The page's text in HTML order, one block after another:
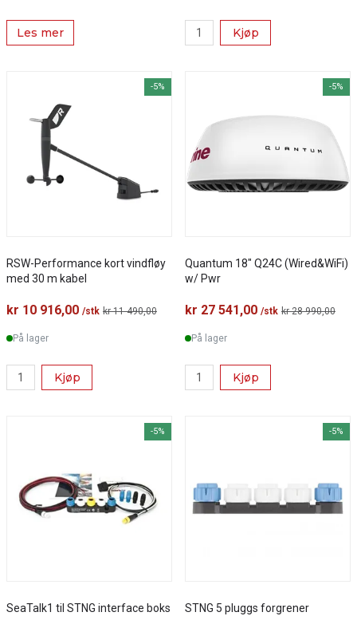
Les mer Kjøp
-5%
RSW-Performance kort vindfløy
med 30 m kabel
kr 10 916,00 /stk kr 11 490,00
På lager
Kjøp
-5%
Quantum 18" Q24C (Wired&WiFi)
w/ Pwr
kr 27 541,00 /stk kr 28 990,00
På lager
Kjøp
-5%
SeaTalk1 til STNG interface boks
-5%
STNG 5 pluggs forgrener